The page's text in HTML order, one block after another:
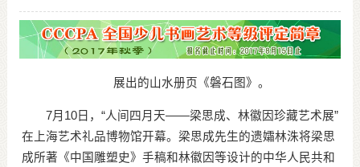
展出的山水册页《磐石图》。
7月10日，“人间四月天——梁思成、林徽因珍藏艺术展”
在上海艺术礼品博物馆开幕。梁思成先生的遗孀林洙将梁思
成所著《中国雕塑史》手稿和林徽因等设计的中华人民共和